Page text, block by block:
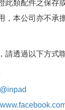
此類配件之保存
，本公司亦不承
請透過以下方式
@inpad